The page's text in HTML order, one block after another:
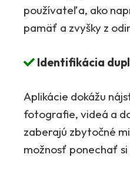
používateľa, ako
pamäť a zvyšky z
Identifikácia
Aplikácie dokážu
fotografie, videá a
zaberajú zbytočné
možnosť ponechať si